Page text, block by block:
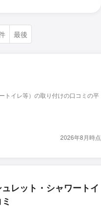
最後
トイレ等）の取り付けの口コミの平
2026年8月時点
レット・シャワートイ